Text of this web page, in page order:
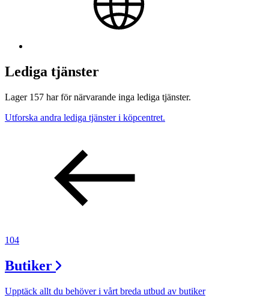
Lediga tjänster
Lager 157 har för närvarande inga lediga tjänster.
Utforska andra lediga tjänster i köpcentret.
104
Butiker
Upptäck allt du behöver i vårt breda utbud av butiker